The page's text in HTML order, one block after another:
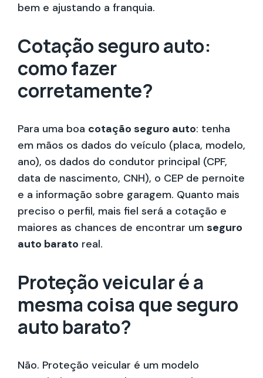
bem e ajustando a franquia.
Cotação seguro auto:
como fazer
corretamente?
Para uma boa cotação seguro auto: tenha
em mãos os dados do veículo (placa, modelo,
ano), os dados do condutor principal (CPF,
data de nascimento, CNH), o CEP de pernoite
e a informação sobre garagem. Quanto mais
preciso o perfil, mais fiel será a cotação e
maiores as chances de encontrar um seguro
auto barato real.
Proteção veicular é a
mesma coisa que seguro
auto barato?
Não. Proteção veicular é um modelo